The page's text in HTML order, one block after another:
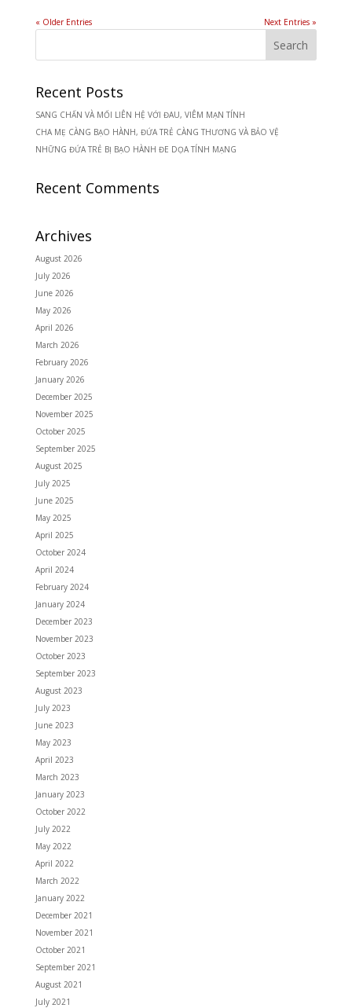
« Older Entries Next Entries »
Recent Posts
SANG CHẤN VÀ MỐI LIÊN HỆ VỚI ĐAU, VIÊM MẠN TÍNH
CHA MẸ CÀNG BẠO HÀNH, ĐỨA TRẺ CÀNG THƯƠNG VÀ BẢO VỆ
NHỮNG ĐỨA TRẺ BỊ BẠO HÀNH ĐE DỌA TÍNH MẠNG
Recent Comments
Archives
August 2026
July 2026
June 2026
May 2026
April 2026
March 2026
February 2026
January 2026
December 2025
November 2025
October 2025
September 2025
August 2025
July 2025
June 2025
May 2025
April 2025
October 2024
April 2024
February 2024
January 2024
December 2023
November 2023
October 2023
September 2023
August 2023
July 2023
June 2023
May 2023
April 2023
March 2023
January 2023
October 2022
July 2022
May 2022
April 2022
March 2022
January 2022
December 2021
November 2021
October 2021
September 2021
August 2021
July 2021